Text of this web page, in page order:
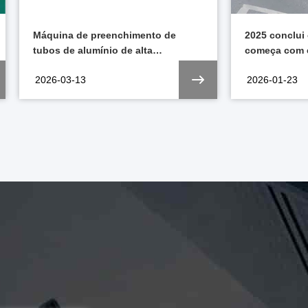
2025 conclui com sucesso, e 2026
começa com energia renovada.
2026-01-23
Seringas
Veterinária:
2026-01-22